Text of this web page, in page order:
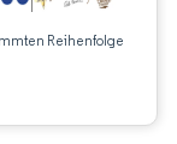
Reihenfolge